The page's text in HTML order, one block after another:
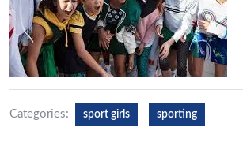
Categories: sport girls sporting